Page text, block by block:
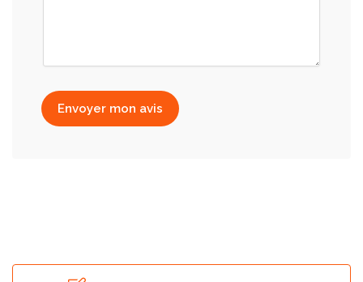
Envoyer mon avis